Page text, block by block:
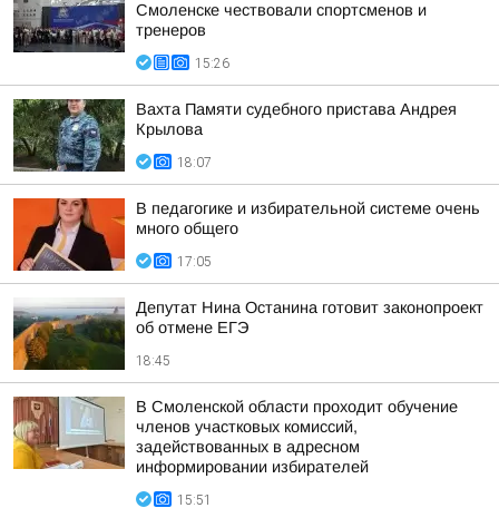
Смоленске чествовали спортсменов и
тренеров
15:26
Вахта Памяти судебного пристава Андрея
Крылова
18:07
В педагогике и избирательной системе очень
много общего
17:05
Депутат Нина Останина готовит законопроект
об отмене ЕГЭ
18:45
В Смоленской области проходит обучение
членов участковых комиссий,
задействованных в адресном
информировании избирателей
15:51